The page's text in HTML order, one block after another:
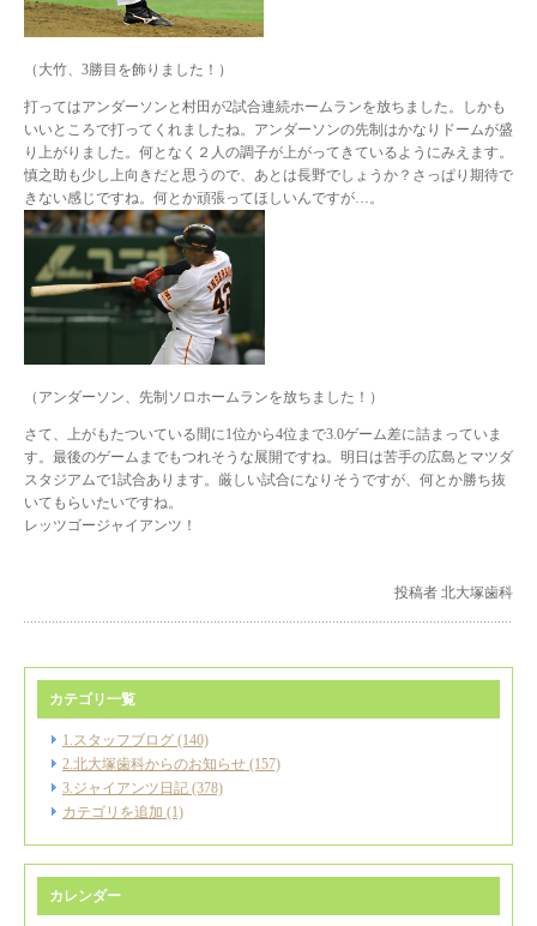
（大竹、3勝目を飾りました！）
打ってはアンダーソンと村田が2試合連続ホームランを放ちました。しかも
いいところで打ってくれましたね。アンダーソンの先制はかなりドームが盛
り上がりました。何となく２人の調子が上がってきているようにみえます。
慎之助も少し上向きだと思うので、あとは長野でしょうか？さっぱり期待で
きない感じですね。何とか頑張ってほしいんですが…。
（アンダーソン、先制ソロホームランを放ちました！）
さて、上がもたついている間に1位から4位まで3.0ゲーム差に詰まっていま
す。最後のゲームまでもつれそうな展開ですね。明日は苦手の広島とマツダ
スタジアムで1試合あります。厳しい試合になりそうですが、何とか勝ち抜
いてもらいたいですね。
レッツゴージャイアンツ！
投稿者 北大塚歯科
カテゴリ一覧
1.スタッフブログ (140)
2.北大塚歯科からのお知らせ (157)
3.ジャイアンツ日記 (378)
カテゴリを追加 (1)
カレンダー